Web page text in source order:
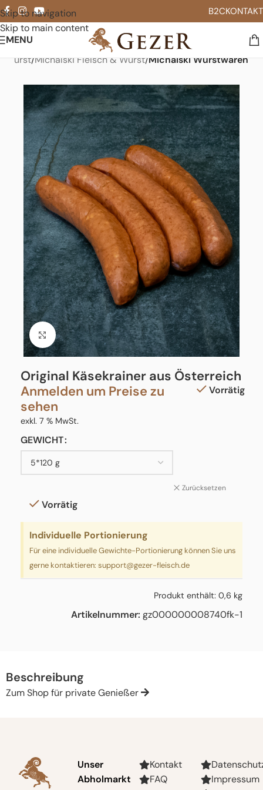
Skip to navigation
Skip to main content
B2CKONTAKT
MENU
Wurst Michalski Fleisch & Wurst Michalski Wurstwaren
Click to enlarge
Original Käsekrainer aus Österreich
Anmelden um Preise zu
sehen
Vorrätig
exkl. 7 % MwSt.
GEWICHT
Zurücksetzen
Vorrätig
Individuelle Portionierung
Für eine individuelle Gewichte-Portionierung können Sie uns
gerne kontaktieren: support@gezer-fleisch.de
Produkt enthält: 0,6 kg
Artikelnummer: gz000000008740fk-1
Beschreibung
Zum Shop für private Genießer
Unser
Abholmarkt
Kontakt
FAQ
Impressum